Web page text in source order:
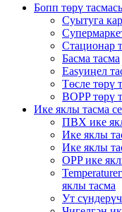
Бопп төрү
Суытуга
Стационар
Басма тасма
Easyиңел
Төсле төрү
BOPP төрү
Ике яклы тасма
ПВХ ике
Ике яклы
Ике яклы
OPP ике
яклы тасма
Ут